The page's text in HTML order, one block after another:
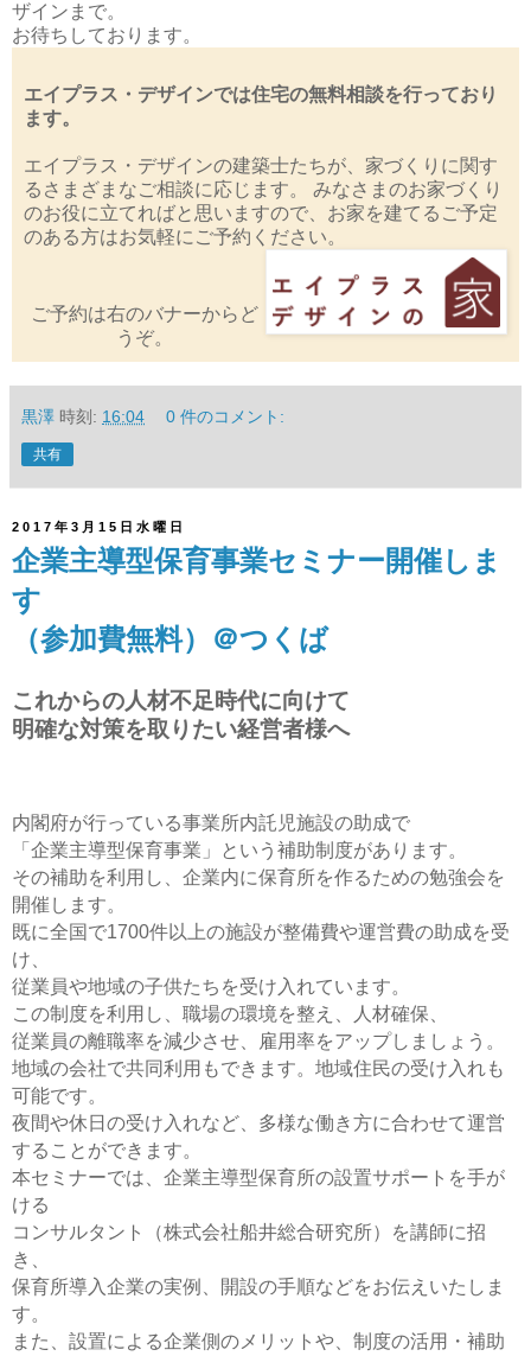
ザインまで。
お待ちしております。
エイプラス・デザインでは住宅の無料相談を行っており
ます。
エイプラス・デザインの建築士たちが、家づくりに関す
るさまざまなご相談に応じます。 みなさまのお家づくり
のお役に立てればと思いますので、お家を建てるご予定
のある方はお気軽にご予約ください。
ご予約は右のバナーからど
うぞ。
黒澤 時刻: 16:04 0 件のコメント:
共有
2017年3月15日水曜日
企業主導型保育事業セミナー開催しま
す
（参加費無料）＠つくば
これからの人材不足時代に向けて
明確な対策を取りたい経営者様へ
内閣府が行っている事業所内託児施設の助成で
「企業主導型保育事業」という補助制度があります。
その補助を利用し、企業内に保育所を作るための勉強会を
開催します。
既に全国で1700件以上の施設が整備費や運営費の助成を受
け、
従業員や地域の子供たちを受け入れています。
この制度を利用し、職場の環境を整え、人材確保、
従業員の離職率を減少させ、雇用率をアップしましょう。
地域の会社で共同利用もできます。地域住民の受け入れも
可能です。
夜間や休日の受け入れなど、多様な働き方に合わせて運営
することができます。
本セミナーでは、企業主導型保育所の設置サポートを手が
ける
コンサルタント（株式会社船井総合研究所）を講師に招
き、
保育所導入企業の実例、開設の手順などをお伝えいたしま
す。
また、設置による企業側のメリットや、制度の活用・補助